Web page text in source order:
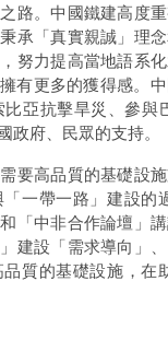
路。中國鐵建高度
承「真實親誠」理
努力提高當地語系
有更多的獲得感。
比亞抗擊旱災、參
政府、民眾的支持。
要高品質的基礎設
一帶一路」建設
「中非合作論壇」
建設「需求導向」
質的基礎設施，